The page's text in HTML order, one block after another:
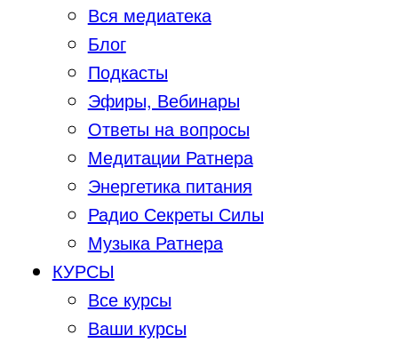
Вся медиатека
Блог
Подкасты
Эфиры, Вебинары
Ответы на вопросы
Медитации Ратнера
Энергетика питания
Радио Секреты Силы
Музыка Ратнера
КУРСЫ
Все курсы
Ваши курсы